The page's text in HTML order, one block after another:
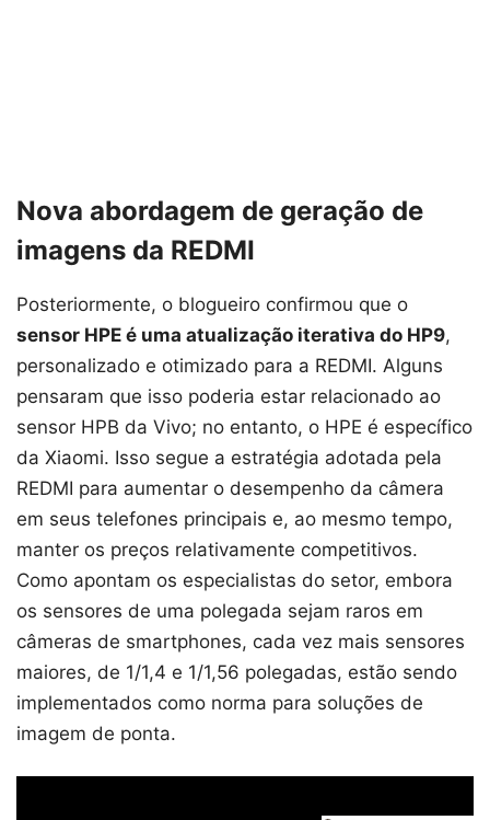
Nova abordagem de geração de
imagens da REDMI
Posteriormente, o blogueiro confirmou que o
sensor HPE é uma atualização iterativa do HP9,
personalizado e otimizado para a REDMI. Alguns
pensaram que isso poderia estar relacionado ao
sensor HPB da Vivo; no entanto, o HPE é específico
da Xiaomi. Isso segue a estratégia adotada pela
REDMI para aumentar o desempenho da câmera
em seus telefones principais e, ao mesmo tempo,
manter os preços relativamente competitivos.
Como apontam os especialistas do setor, embora
os sensores de uma polegada sejam raros em
câmeras de smartphones, cada vez mais sensores
maiores, de 1/1,4 e 1/1,56 polegadas, estão sendo
implementados como norma para soluções de
imagem de ponta.